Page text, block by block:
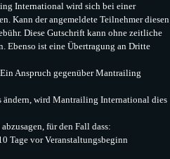
International wird sich bei einer
Kann der angemeldete Teilnehmer diesen
Diese Gutschrift kann ohne zeitliche
Ebenso ist eine Übertragung an Dritte
Anspruch gegenüber Mantrailing
ändern, wird Mantrailing International dies
für den Fall dass:
Tage vor Veranstaltungsbeginn